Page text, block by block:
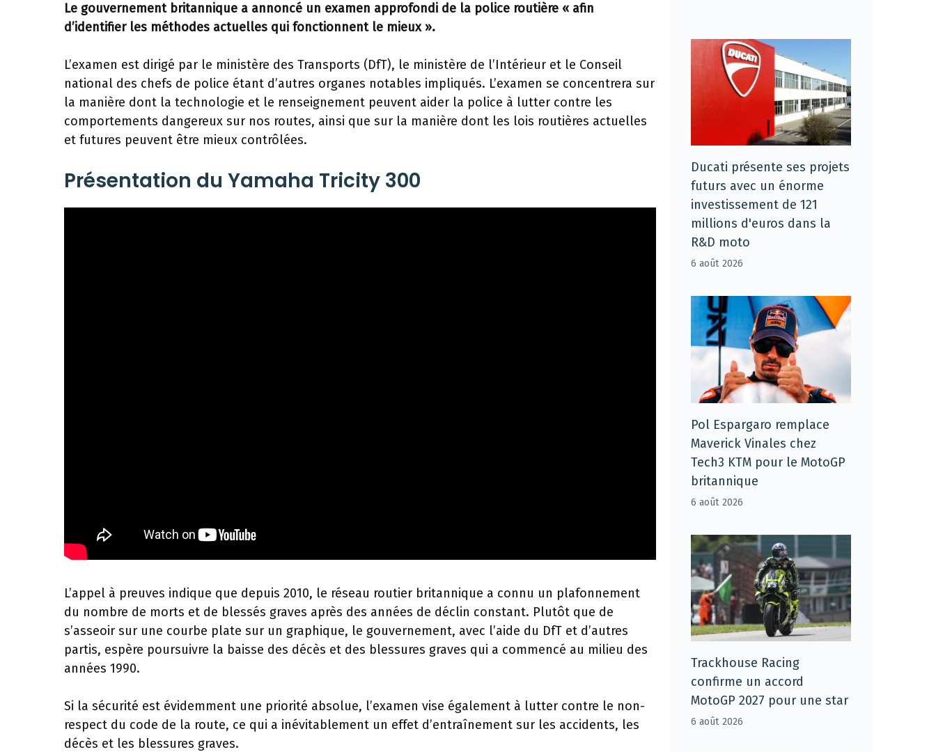
Le gouvernement britannique a annoncé un examen approfondi de la police routière « afin
d’identifier les méthodes actuelles qui fonctionnent le mieux ».
L’examen est dirigé par le ministère des Transports (DfT), le ministère de l’Intérieur et le Conseil
national des chefs de police étant d’autres organes notables impliqués. L’examen se concentrera sur
la manière dont la technologie et le renseignement peuvent aider la police à lutter contre les
comportements dangereux sur nos routes, ainsi que sur la manière dont les lois routières actuelles
et futures peuvent être mieux contrôlées.
Présentation du Yamaha Tricity 300
L’appel à preuves indique que depuis 2010, le réseau routier britannique a connu un plafonnement
du nombre de morts et de blessés graves après des années de déclin constant. Plutôt que de
s’asseoir sur une courbe plate sur un graphique, le gouvernement, avec l’aide du DfT et d’autres
partis, espère poursuivre la baisse des décès et des blessures graves qui a commencé au milieu des
années 1990.
Si la sécurité est évidemment une priorité absolue, l’examen vise également à lutter contre le non-
respect du code de la route, ce qui a inévitablement un effet d’entraînement sur les accidents, les
décès et les blessures graves.
Ducati présente ses projets
futurs avec un énorme
investissement de 121
millions d'euros dans la
R&D moto
6 août 2026
Pol Espargaro remplace
Maverick Vinales chez
Tech3 KTM pour le MotoGP
britannique
6 août 2026
Trackhouse Racing
confirme un accord
MotoGP 2027 pour une star
6 août 2026